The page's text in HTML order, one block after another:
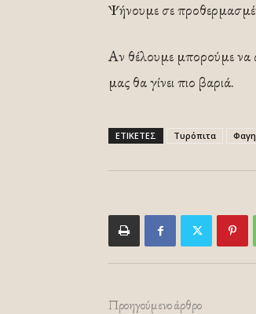
Ψήνουμε σε
Αν θέλουμε μπορούμε να
μας θα γίνει πιο βαριά.
ΕΤΙΚΕΤΕΣ Τυρόπιτα
Προηγούμενο άρθρο